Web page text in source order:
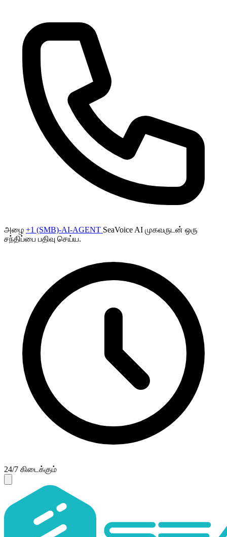
அழை +1 (SMB)-AI-AGENT SeaVoice AI முகவருடன் ஒரு
சந்திப்பை பதிவு செய்ய.
24/7 கிடைக்கும்